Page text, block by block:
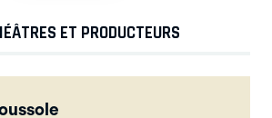
ET PRODUCTEURS